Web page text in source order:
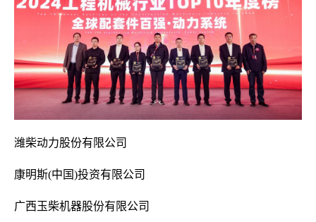
潍柴动力股份有限公司
康明斯(中国)投资有限公司
广西玉柴机器股份有限公司